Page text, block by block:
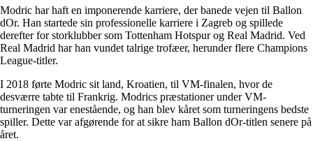
Modric har haft en imponerende karriere, der banede vejen til Ballon
dOr. Han startede sin professionelle karriere i Zagreb og spillede
derefter for storklubber som Tottenham Hotspur og Real Madrid. Ved
Real Madrid har han vundet talrige trofæer, herunder flere Champions
League-titler.
I 2018 førte Modric sit land, Kroatien, til VM-finalen, hvor de
desværre tabte til Frankrig. Modrics præstationer under VM-
turneringen var enestående, og han blev kåret som turneringens bedste
spiller. Dette var afgørende for at sikre ham Ballon dOr-titlen senere på
året.